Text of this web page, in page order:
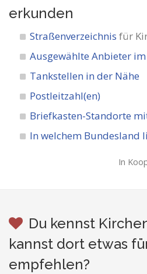
erkunden
Straßenverzeichnis für
Ausgewählte Anbieter
Tankstellen in der Nähe
Postleitzahl(en)
Briefkasten-Standorte
In welchem Bundesland
In
Du kennst
kannst dort etwas
empfehlen?